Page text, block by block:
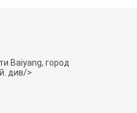
Baiyang, город
див/>